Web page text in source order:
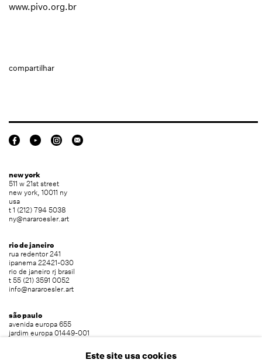
www.pivo.org.br
compartilhar
new york
511 w 21st street
new york, 10011 ny
usa
t 1 (212) 794 5038
ny@nararoesler.art
rio de janeiro
rua redentor 241
ipanema 22421-030
rio de janeiro rj brasil
t 55 (21) 3591 0052
info@nararoesler.art
são paulo
avenida europa 655
jardim europa 01449-001
Este site usa cookies